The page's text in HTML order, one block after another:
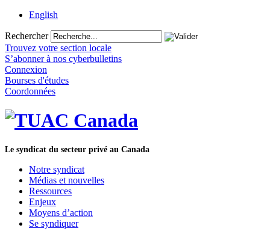
English
Rechercher
Trouvez votre section locale
S’abonner à nos cyberbulletins
Connexion
Bourses d'études
Coordonnées
Le syndicat du secteur privé au Canada
Notre syndicat
Médias et nouvelles
Ressources
Enjeux
Moyens d’action
Se syndiquer